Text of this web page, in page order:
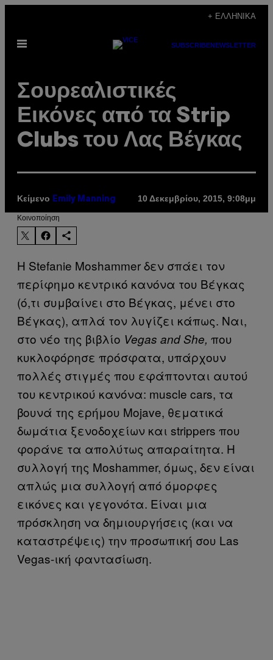
περιεχόμενο
+ ΕΛΛΗΝΙΚΆ
Ανοίξτε
SUBSCRIBENEWSLETTER
Σουρεαλιστικές
Εικόνες από τα Strip
Clubs του Λας Βέγκας
Κείμενο Emily Manning 10 Δεκεμβρίου, 2015, 9:08μμ
Kοινοποίηση
Η Stefanie Moshammer δεν σπάει τον
περίφημο κεντρικό κανόνα του Βέγκας
(ό,τι συμβαίνει στο Βέγκας, μένει στο
Βέγκας), απλά τον λυγίζει κάπως. Ναι,
στο νέο της βιβλίο Vegas and She, που
κυκλοφόρησε πρόσφατα, υπάρχουν
πολλές στιγμές που εφάπτονται αυτού
του κεντρικού κανόνα: muscle cars, τα
βουνά της ερήμου Mojave, θεματικά
δωμάτια ξενοδοχείων και strippers που
φοράνε τα απολύτως απαραίτητα. Η
συλλογή της Moshammer, όμως, δεν είναι
απλώς μια συλλογή από όμορφες
εικόνες και γεγονότα. Είναι μια
πρόσκληση να δημιουργήσεις (και να
καταστρέψεις) την προσωπική σου Las
Vegas-ική φαντασίωση.